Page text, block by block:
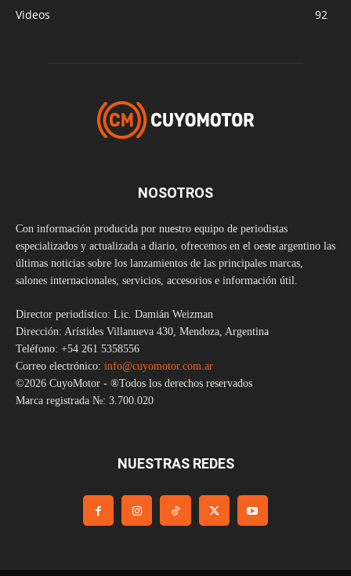
Videos
92
NOSOTROS
Con información producida por nuestro equipo de periodistas
especializados y actualizada a diario, ofrecemos en el oeste argentino las
últimas noticias sobre los lanzamientos de las principales marcas,
salones internacionales, servicios, accesorios e información útil.
Director periodístico: Lic. Damián Weizman
Dirección: Arístides Villanueva 430, Mendoza, Argentina
Teléfono: +54 261 5358556
Correo electrónico: info@cuyomotor.com.ar
©2026 CuyoMotor - ®Todos los derechos reservados
Marca registrada №: 3.700.020
NUESTRAS REDES